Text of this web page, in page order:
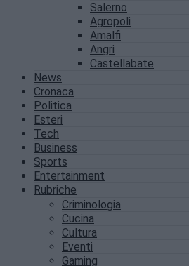
Salerno
Agropoli
Amalfi
Angri
Castellabate
News
Cronaca
Politica
Esteri
Tech
Business
Sports
Entertainment
Rubriche
Criminologia
Cucina
Cultura
Eventi
Gaming